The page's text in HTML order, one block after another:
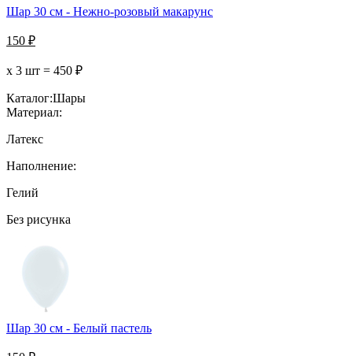
Шар 30 см - Нежно-розовый макарунс
150 ₽
х 3 шт = 450 ₽
Каталог:Шары
Материал:
Латекс
Наполнение:
Гелий
Без рисунка
Шар 30 см - Белый пастель